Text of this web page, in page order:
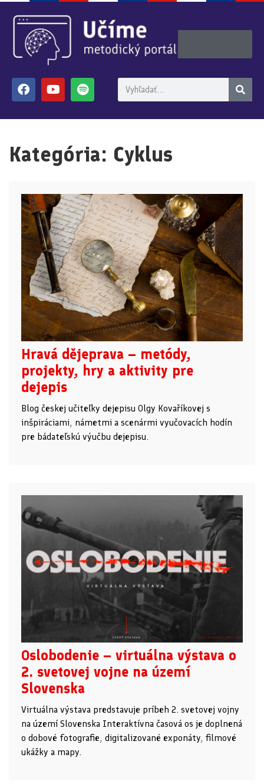
Kategória: Cyklus
Hravá dějeprava – metódy,
projekty, hry a aktivity pre
dejepis​
Blog českej učiteľky dejepisu Olgy Kovaříkovej s
inšpiráciami, námetmi a scenármi vyučovacích hodín
pre bádateľskú výučbu dejepisu.
Oslobodenie – virtuálna výstava o
2. svetovej vojne na území
Slovenska
Virtuálna výstava predstavuje príbeh 2. svetovej vojny
na území Slovenska Interaktívna časová os je doplnená
o dobové fotografie, digitalizované exponáty, filmové
ukážky a mapy.